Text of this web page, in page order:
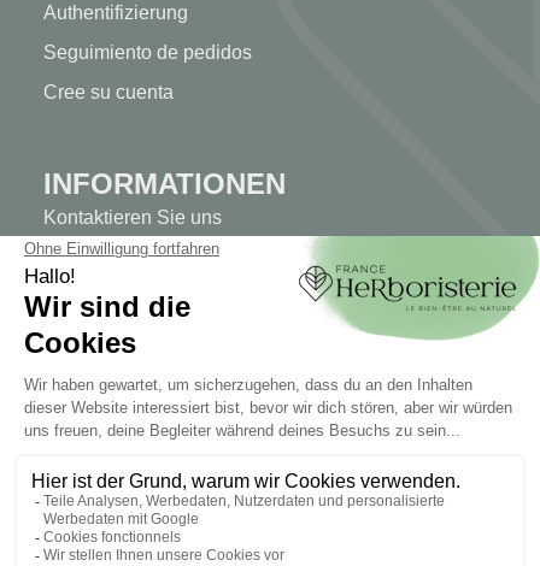
Authentifizierung
Seguimiento de pedidos
Cree su cuenta
INFORMATIONEN
Kontaktieren Sie uns
Sitemap
Unser Kräuterladen
Lieferung
Sicheres Bezahlen
RECHTLICHE HINWEISE
Rechtliche Hinweise
Allgemeine Geschäftsbedingungen